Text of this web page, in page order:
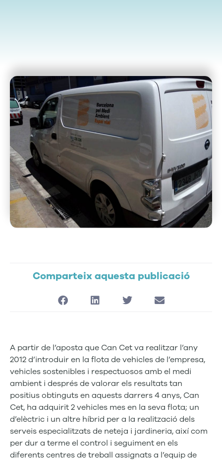
Comparteix aquesta publicació
A partir de l’aposta que Can Cet va realitzar l’any
2012 d’introduir en la flota de vehicles de l’empresa,
vehicles sostenibles i respectuosos amb el medi
ambient i després de valorar els resultats tan
positius obtinguts en aquests darrers 4 anys, Can
Cet, ha adquirit 2 vehicles mes en la seva flota; un
d’elèctric i un altre híbrid per a la realització dels
serveis especialitzats de neteja i jardineria, així com
per dur a terme el control i seguiment en els
diferents centres de treball assignats a l’equip de